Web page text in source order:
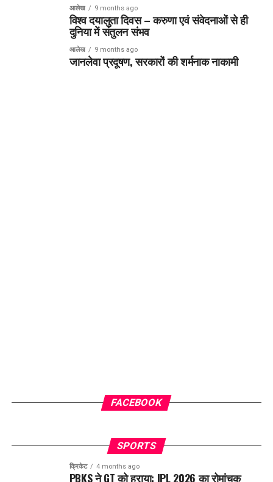
आलेख 9 months ago
विश्व दयालुता दिवस – करुणा एवं संवेदनाओं से ही
दुनिया में संतुलन संभव
आलेख 9 months ago
जानलेवा प्रदूषण, सरकारों की शर्मनाक नाकामी
FACEBOOK
SPORTS
क्रिकेट 4 months ago
PBKS ने GT को हराया: IPL 2026 का रोमांचक